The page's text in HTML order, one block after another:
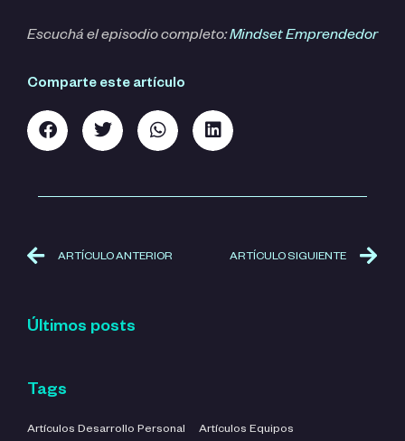
Escuchá el episodio completo:Mindset Emprendedor
Comparte este artículo
ARTÍCULO ANTERIOR ARTÍCULO SIGUIENTE
Últimos posts
Tags
Artículos Desarrollo Personal Artículos Equipos